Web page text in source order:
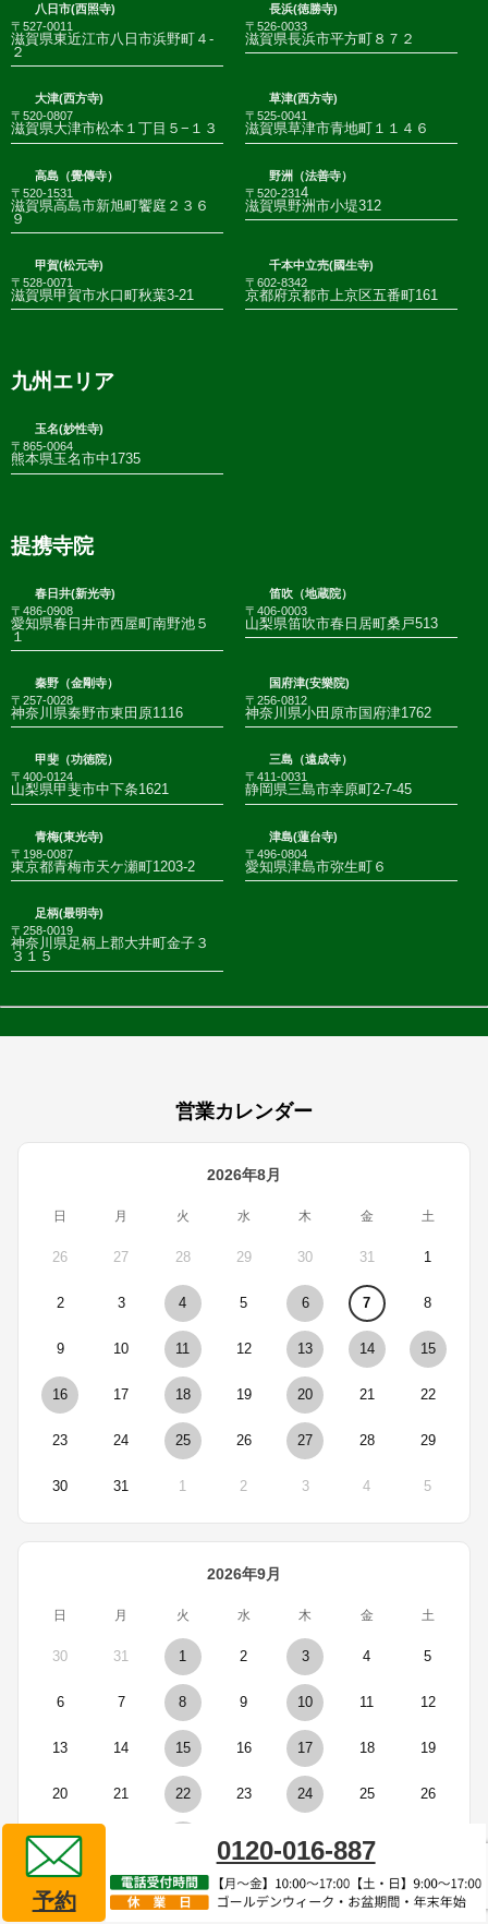
予約
0120-016-887
八日市(西照寺)
〒527-0011
滋賀県東近江市八日市浜野町４-
２
長浜(徳勝寺)
〒526-0033
滋賀県長浜市平方町８７２
大津(西方寺)
〒520-0807
滋賀県大津市松本１丁目５−１３
草津(西方寺)
〒525-0041
滋賀県草津市青地町１１４６
高島（覺傳寺）
〒520-1531
滋賀県高島市新旭町饗庭２３６
９
野洲（法善寺）
〒520-2314
滋賀県野洲市小堤312
甲賀(松元寺)
〒528-0071
滋賀県甲賀市水口町秋葉3-21
千本中立売(國生寺)
〒602-8342
京都府京都市上京区五番町161
九州エリア
玉名(妙性寺)
〒865-0064
熊本県玉名市中1735
提携寺院
春日井(新光寺)
〒486-0908
愛知県春日井市西屋町南野池５
１
笛吹（地蔵院）
〒406-0003
山梨県笛吹市春日居町桑戸513
秦野（金剛寺）
〒257-0028
神奈川県秦野市東田原1116
国府津(安樂院)
〒256-0812
神奈川県小田原市国府津1762
甲斐（功徳院）
〒400-0124
山梨県甲斐市中下条1621
三島（遠成寺）
〒411-0031
静岡県三島市幸原町2-7-45
青梅(東光寺)
〒198-0087
東京都青梅市天ケ瀬町1203-2
津島(蓮台寺)
〒496-0804
愛知県津島市弥生町６
足柄(最明寺)
〒258-0019
神奈川県足柄上郡大井町金子３
３１５
営業カレンダー
2026年8月
日 月 火 水 木 金 土
26 27 28 29 30 31 1
2 3 4 5 6 7 8
9 10 11 12 13 14 15
16 17 18 19 20 21 22
23 24 25 26 27 28 29
30 31 1 2 3 4 5
2026年9月
日 月 火 水 木 金 土
30 31 1 2 3 4 5
6 7 8 9 10 11 12
13 14 15 16 17 18 19
20 21 22 23 24 25 26
27 30 1 2